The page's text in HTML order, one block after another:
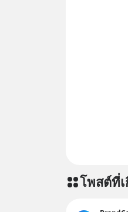
โพสต์ที่